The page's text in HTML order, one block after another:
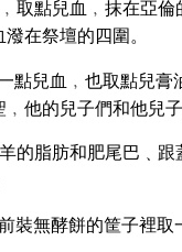
取點兒血﹐抹在亞
在祭壇的四圍。
點兒血﹐也取點兒
他的兒子們和他兒
的脂肪和肥尾巴﹑
裝無酵餅的筐子裡取